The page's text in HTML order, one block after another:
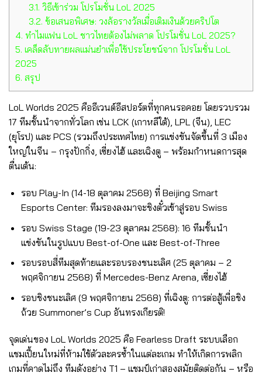
3.1. วิธีเข้าร่วม โปรโมชั่น LoL 2025
3.2. ข้อเสนอพิเศษ: วงล้อรางวัลเมื่อเติมเงินด้วยคริปโต
4. ทำไมแฟน LoL ชาวไทยต้องไม่พลาด โปรโมชั่น LoL 2025?
5. เคล็ดลับทายผลแม่นยำเพื่อใช้ประโยชน์จาก โปรโมชั่น LoL
2025
6. สรุป
LoL Worlds 2025 คืออีเวนต์อีสปอร์ตที่ทุกคนรอคอย โดยรวบรวม
17 ทีมชั้นนำจากทั่วโลก เช่น LCK (เกาหลีใต้), LPL (จีน), LEC
(ยุโรป) และ PCS (รวมถึงประเทศไทย) การแข่งขันจัดขึ้นที่ 3 เมือง
ใหญ่ในจีน – กรุงปักกิ่ง, เซี่ยงไฮ้ และเฉิงตู – พร้อมกำหนดการสุด
ตื่นเต้น:
รอบ Play-In (14-18 ตุลาคม 2568) ที่ Beijing Smart
Esports Center: ทีมรองลงมาจะชิงตั๋วเข้าสู่รอบ Swiss
รอบ Swiss Stage (19-23 ตุลาคม 2568): 16 ทีมชั้นนำ
แข่งขันในรูปแบบ Best-of-One และ Best-of-Three
รอบรอบสี่ทีมสุดท้ายและรอบรองชนะเลิศ (25 ตุลาคม – 2
พฤศจิกายน 2568) ที่ Mercedes-Benz Arena, เซี่ยงไฮ้
รอบชิงชนะเลิศ (9 พฤศจิกายน 2568) ที่เฉิงตู: การต่อสู้เพื่อชิง
ถ้วย Summoner’s Cup อันทรงเกียรติ!
จุดเด่นของ LoL Worlds 2025 คือ Fearless Draft ระบบเลือก
แชมเปี้ยนใหม่ที่ห้ามใช้ตัวละครซ้ำในแต่ละเกม ทำให้เกิดการพลิก
เกมที่คาดไม่ถึง ทีมดังอย่าง T1 – แชมป์เก่าสองสมัยติดต่อกัน – หรือ